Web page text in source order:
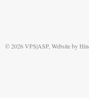
© 2026 VPS|ASP, Website by